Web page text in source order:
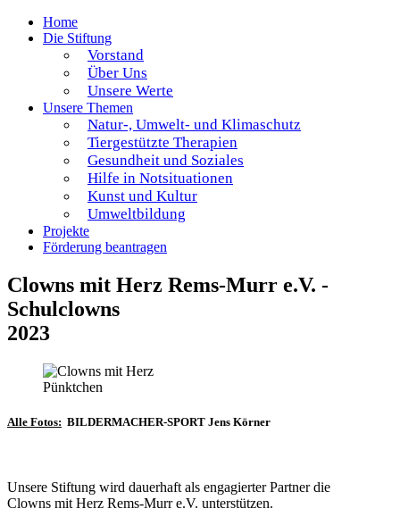
Home
Die Stiftung
Vorstand
Über Uns
Unsere Werte
Unsere Themen
Natur-, Umwelt- und Klimaschutz
Tiergestützte Therapien
Gesundheit und Soziales
Hilfe in Notsituationen
Kunst und Kultur
Umweltbildung
Projekte
Förderung beantragen
Clowns mit Herz Rems-Murr e.V. -
Schulclowns
2023
Pünktchen
Alle Fotos: BILDERMACHER-SPORT Jens Körner
Unsere Stiftung wird dauerhaft als engagierter Partner die
Clowns mit Herz Rems-Murr e.V. unterstützen.